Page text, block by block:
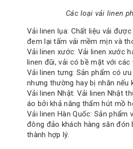
Các loại vải linen
Vải linen lụa: Chất liệu vải
đem lại tấm vải mềm mịn và
Vải linen xước: Vải linen xước
linen đũi, vải có bề mặt với
Vải linen tưng: Sản phẩm có
nhưng thường hay bị nhăn nếu
Vải linen Nhật: Vải linen Nhật
áo bởi khả năng thấm hút mồ
Vải linen Hàn Quốc: Sản phẩm
đông đảo khách hàng săn
thành hợp lý.